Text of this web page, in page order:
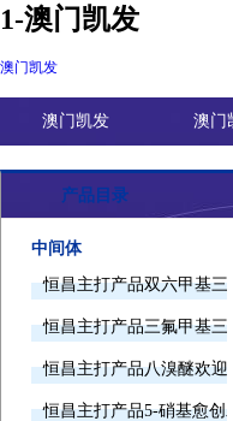
1-澳门凯发
澳门凯发
澳门凯发 澳门
产品目录
中间体
恒昌主打产品双六甲基三
恒昌主打产品三氟甲基三
恒昌主打产品八溴醚欢迎
恒昌主打产品5-硝基愈创